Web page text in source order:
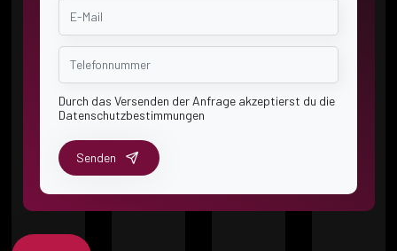
Durch das Versenden der Anfrage akzeptierst du die
Datenschutzbestimmungen
Senden